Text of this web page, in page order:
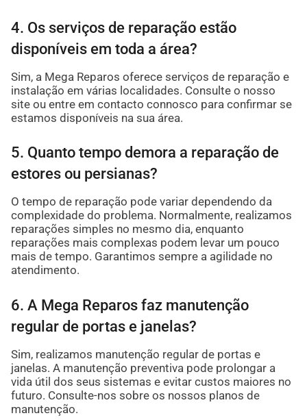
4. Os serviços de reparação estão
disponíveis em toda a área?
Sim, a Mega Reparos oferece serviços de reparação e
instalação em várias localidades. Consulte o nosso
site ou entre em contacto connosco para confirmar se
estamos disponíveis na sua área.
5. Quanto tempo demora a reparação de
estores ou persianas?
O tempo de reparação pode variar dependendo da
complexidade do problema. Normalmente, realizamos
reparações simples no mesmo dia, enquanto
reparações mais complexas podem levar um pouco
mais de tempo. Garantimos sempre a agilidade no
atendimento.
6. A Mega Reparos faz manutenção
regular de portas e janelas?
Sim, realizamos manutenção regular de portas e
janelas. A manutenção preventiva pode prolongar a
vida útil dos seus sistemas e evitar custos maiores no
futuro. Consulte-nos sobre os nossos planos de
manutenção.